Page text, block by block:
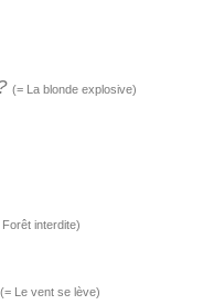
(= La blonde explosive)
interdite)
(= Le vent se lève)